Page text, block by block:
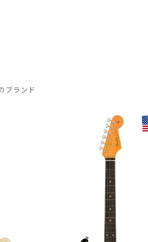
ブランド